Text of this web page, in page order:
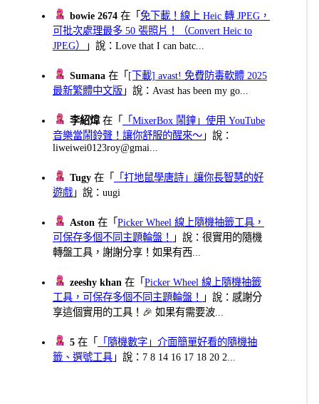
bowie 2674 在「免下載！線上 Heic 轉 JPEG，
可批次處理最多 50 張照片！（Convert Heic to
JPEG）
」說：Love that I can batc...
Sumana 在「 [下載] avast! 免費防毒軟體 2025
最新繁體中文版 」說：Avast has been my go...
李紹煒在「
「MixerBox 鬧鐘」使用 YouTube
音樂當鬧鈴聲！讓你舒服的醒來～ 」說：
liweiwei0123roy@gmai...
Tugy 在「
「打地鼠學唐詩」讓你長智慧的好
遊戲 」說：uugi
Aston 在「Picker Wheel 線上隨機抽籤工具，
可保存多個不同主題輪盤！
」說：很實用的隨機
轉盤工具，謝謝分享！如果有西...
zeeshy khan 在「Picker Wheel 線上隨機抽籤
工具，可保存多個不同主題輪盤！
」說：感謝分
享這個實用的工具！🎉 如果有需要波...
5 在「
「隨機數字」介面簡單好看的隨機抽
籤、選號工具 」說：7 8 14 16 17 18 20 2...